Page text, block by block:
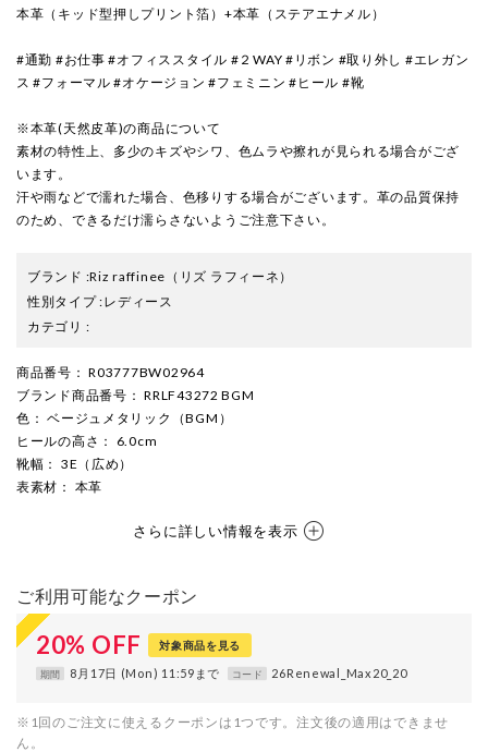
本革（キッド型押しプリント箔）+本革（ステアエナメル）
#通勤 #お仕事 #オフィススタイル #２WAY #リボン #取り外し #エレガン
ス #フォーマル #オケージョン #フェミニン #ヒール #靴
※本革(天然皮革)の商品について
素材の特性上、多少のキズやシワ、色ムラや擦れが見られる場合がござ
います。
汗や雨などで濡れた場合、色移りする場合がございます。革の品質保持
のため、できるだけ濡らさないようご注意下さい。
ブランド :Riz raffinee （リズ ラフィーネ）
性別タイプ:レディース
カテゴリ :
商品番号 ： R03777BW02964
ブランド商品番号 ： RRLF43272 BGM
色 ： ベージュメタリック（BGM）
ヒールの高さ ： 6.0cm
靴幅 ： 3E（広め）
表素材 ： 本革
さらに詳しい情報を表示
ご利用可能なクーポン
20% OFF 対象商品を見る
期間 8月17日 (Mon) 11:59まで コード 26Renewal_Max20_20
※1回のご注文に使えるクーポンは1つです。注文後の適用はできませ
ん。